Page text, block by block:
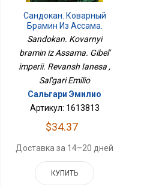
Сандокан. Коварный
Брамин Из Ассама.
Гибель Империи.
Sandokan. Kovarnyi
bramin iz Assama. Gibel'
imperii. Revansh Ianesa ,
Sal'gari Emilio
Сальгари Эмилио
Артикул: 1613813
$34.37
Доставка за 14–20 дней
КУПИТЬ